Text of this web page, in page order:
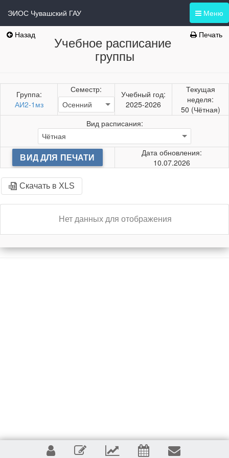
Меню
ЭИОС Чувашский ГАУ
Назад Печать
Учебное расписание
группы
Группа:
АИ2-1мз
Семестр:
Учебный год:
2025-2026
Текущая
неделя:
50 (Чётная)
Вид расписания:
ВИД ДЛЯ ПЕЧАТИ
Дата обновления:
10.07.2026
Скачать в XLS
Нет данных для отображения